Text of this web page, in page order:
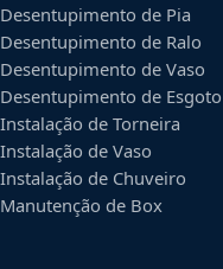
Desentupimento de Pia
Desentupimento de Ralo
Desentupimento de Vaso
Desentupimento de Esgoto
Instalação de Torneira
Instalação de Vaso
Instalação de Chuveiro
Manutenção de Box